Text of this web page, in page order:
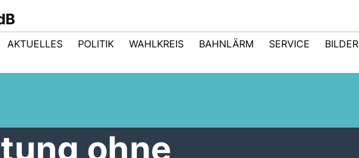
AKTUELLES POLITIK WAHLKREIS BAHNLÄRM SERVICE
BILDER
ohne